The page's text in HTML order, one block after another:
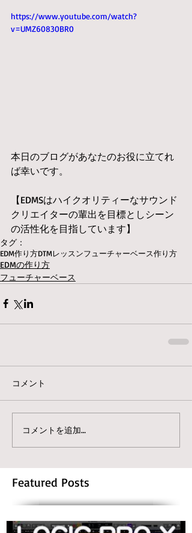
https://www.youtube.com/watch?
v=UMZ60830BR0
本日のブログがあなたのお役に立てれ
ば幸いです。
【EDMSはハイクオリティーなサウンド
クリエイターの輩出を目標としシーン
の活性化を目指しています】
タグ：
EDM作り方DTMレッスンフューチャーベース作り方
EDMの作り方
フューチャーベース
コメント
コメントを追加…
Featured Posts